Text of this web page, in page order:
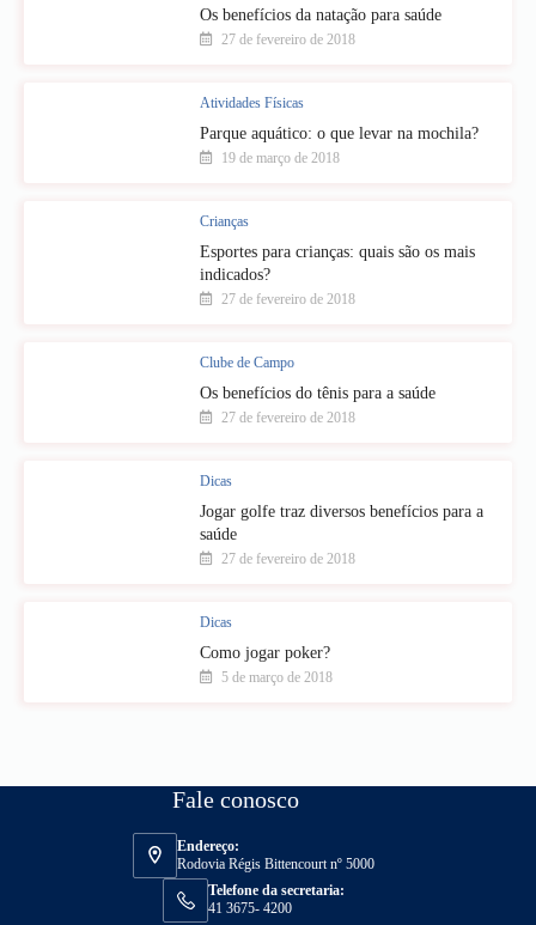
Os benefícios da natação para saúde
27 de fevereiro de 2018
Atividades Físicas
Parque aquático: o que levar na mochila?
19 de março de 2018
Crianças
Esportes para crianças: quais são os mais
indicados?
27 de fevereiro de 2018
Clube de Campo
Os benefícios do tênis para a saúde
27 de fevereiro de 2018
Dicas
Jogar golfe traz diversos benefícios para a
saúde
27 de fevereiro de 2018
Dicas
Como jogar poker?
5 de março de 2018
Fale conosco
Endereço:
Rodovia Régis Bittencourt nº 5000
Telefone da secretaria:
41 3675- 4200